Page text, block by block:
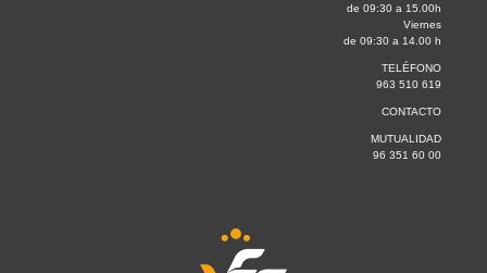
de 09:30 a 15.00h
Viernes
de 09:30 a 14.00 h
TELÉFONO
963 510 619
CONTACTO
MUTUALIDAD
96 351 60 00